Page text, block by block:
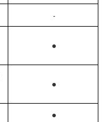
-
●
●
●